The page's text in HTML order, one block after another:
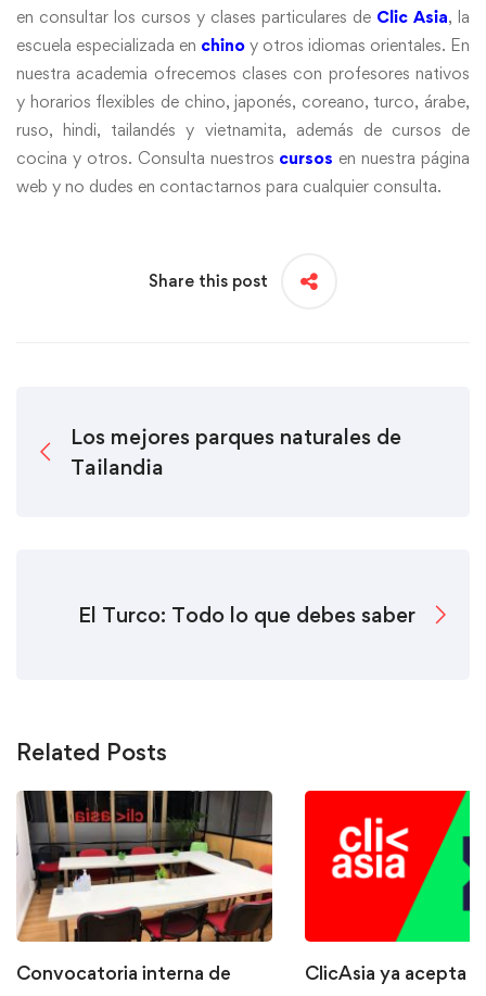
en consultar los cursos y clases particulares de Clic Asia, la
escuela especializada en chino y otros idiomas orientales. En
nuestra academia ofrecemos clases con profesores nativos
y horarios flexibles de chino, japonés, coreano, turco, árabe,
ruso, hindi, tailandés y vietnamita, además de cursos de
cocina y otros. Consulta nuestros cursos en nuestra página
web y no dudes en contactarnos para cualquier consulta.
Share this post
Los mejores parques naturales de
Tailandia
El Turco: Todo lo que debes saber
Related Posts
Convocatoria interna de
ClicAsia ya acepta